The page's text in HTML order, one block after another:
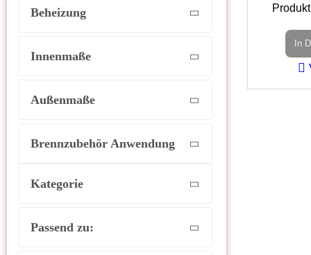
Beheizung
Innenmaße
Außenmaße
Brennzubehör Anwendung
Kategorie
Passend zu:
In